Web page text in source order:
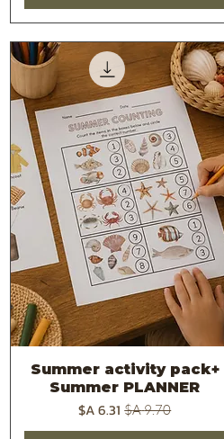
תצוגה מהירה
Summer activity pack+
Summer PLANNER
מחיר רגיל‏9.70 ‏A$ מחיר מבצע